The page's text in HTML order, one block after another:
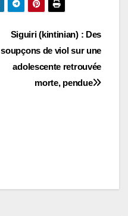
Siguiri (kintinian) : Des
soupçons de viol sur une
adolescente retrouvée
morte, pendue